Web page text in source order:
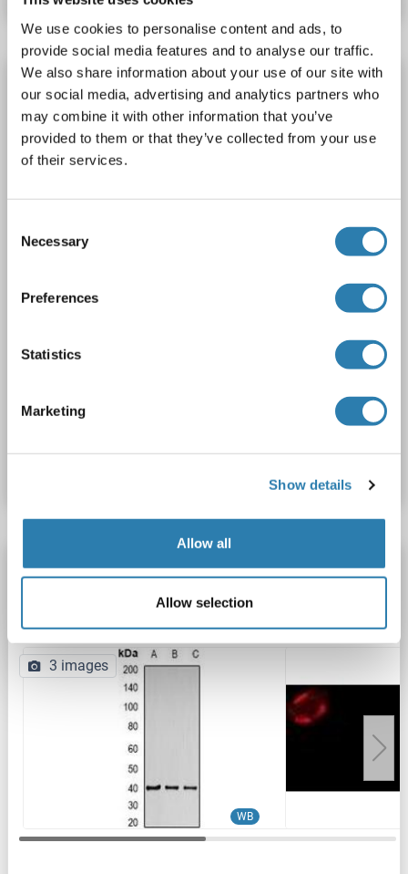
We use cookies to personalise content and ads, to
provide social media features and to analyse our traffic.
We also share information about your use of our site with
our social media, advertising and analytics partners who
may combine it with other information that you’ve
provided to them or that they’ve collected from your use
of their services.
Selection
Necessary
Preferences
Statistics
Marketing
Show details
Allow all
Allow selection
HIF1AN anticorps (C-Term)
Reactivité: Humain, Souris WB
Hôte: Lapin
Polyclonal
RB10747 unconjugated
HIF1AN anticorps
Reactivité: Humain, Souris, Rat
WB
3 images